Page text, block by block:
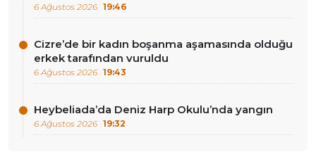
6 Ağustos 2026 19:46
Cizre’de bir kadın boşanma aşamasında olduğu
erkek tarafından vuruldu
6 Ağustos 2026 19:43
Heybeliada’da Deniz Harp Okulu’nda yangın
6 Ağustos 2026 19:32